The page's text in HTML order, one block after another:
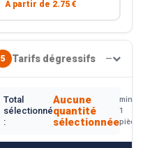
À partir de 2.75 €
5 Tarifs dégressifs —
Total
sélectionné
:
Aucune
quantité
sélectionnée
min.
1
pièce